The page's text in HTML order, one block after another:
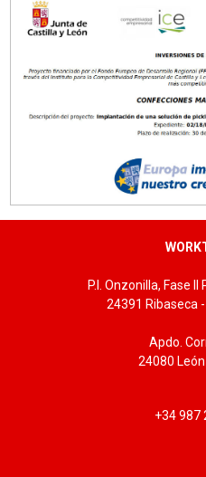
P.I. Onzonilla, Fase
24391 Ribaseca
Apdo.
24080
+34 987